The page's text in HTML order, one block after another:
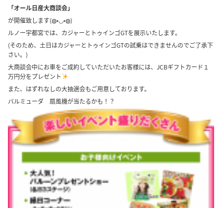
「オール日産大商談会」
が開催致します(◍•◡•◍)
ルノー宇都宮では、カジャーとトゥインゴGTを展示いたします。
(そのため、土日はカジャーとトゥインゴGTの試乗はできませんのでご了承下
さい。)
大商談会中にお車をご成約していただいたお客様には、JCBギフトカード１
万円分をプレゼント
また、はずれなしの大抽選会もご用意しております。
バルミューダ 扇風機が当たるかも！？